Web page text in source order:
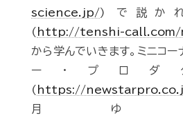
science.jp/) で説か
( http://tenshi-
から学んでいきます。ミニコー
ー・プロダ
( https://
月ゆ